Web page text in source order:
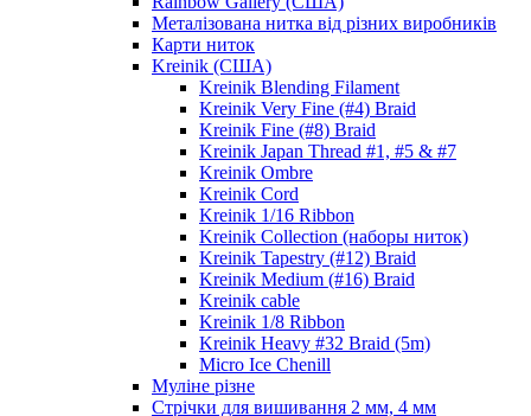
Металізована нитка від різних виробників
Карти ниток
Kreinik (США)
Kreinik Blending Filament
Kreinik Very Fine (#4) Braid
Kreinik Fine (#8) Braid
Kreinik Japan Thread #1, #5 & #7
Kreinik Ombre
Kreinik Cord
Kreinik 1/16 Ribbon
Kreinik Collection (наборы ниток)
Kreinik Tapestry (#12) Braid
Kreinik Medium (#16) Braid
Kreinik cable
Kreinik 1/8 Ribbon
Kreinik Heavy #32 Braid (5m)
Micro Ice Chenill
Муліне різне
Стрічки для вишивання 2 мм, 4 мм